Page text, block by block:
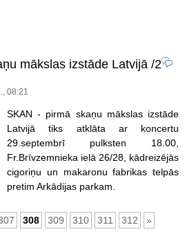
mākslas izstāde Latvijā/2
08:21
SKAN - pirmā skaņu mākslas izstāde
Latvijā tiks atklāta ar koncertu
29.septembrī pulksten 18.00,
Fr.Brīvzemnieka ielā 26/28, kādreizējās
cigoriņu un makaronu fabrikas telpās
pretim Arkādijas parkam.
308 309 310 311 312 »